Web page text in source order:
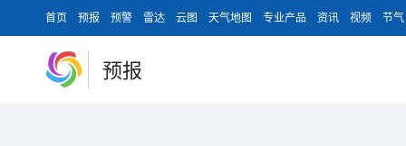
首页 预报 预警 雷达 云图 天气地图 专业产品 资讯 视频 节气
预报